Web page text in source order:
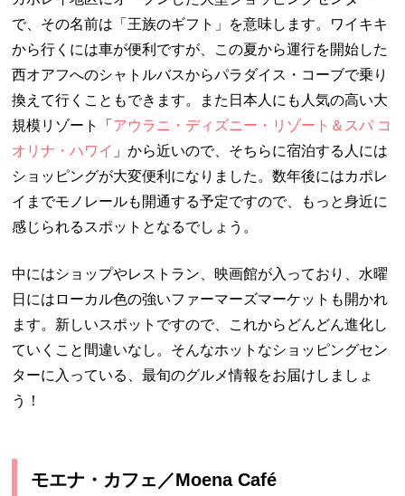
で、その名前は「王族のギフト」を意味します。ワイキキ
から行くには車が便利ですが、この夏から運行を開始した
西オアフへのシャトルバスからパラダイス・コーブで乗り
換えて行くこともできます。また日本人にも人気の高い大
規模リゾート「 アウラニ・ディズニー・リゾート＆スパ コ
オリナ・ハワイ 」から近いので、そちらに宿泊する人には
ショッピングが大変便利になりました。数年後にはカポレ
イまでモノレールも開通する予定ですので、もっと身近に
感じられるスポットとなるでしょう。
中にはショップやレストラン、映画館が入っており、水曜
日にはローカル色の強いファーマーズマーケットも開かれ
ます。新しいスポットですので、これからどんどん進化し
ていくこと間違いなし。そんなホットなショッピングセン
ターに入っている、最旬のグルメ情報をお届けしましょ
う！
モエナ・カフェ／Moena Café